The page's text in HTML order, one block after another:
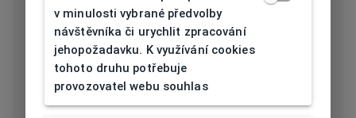
Flex Ne
Materiál čočky Plast
Barva čočky Oranžová
v minulosti vybrané předvolby
návštěvníka či urychlit zpracování
jehopožadavku. K využívání cookies
tohoto druhu potřebuje
provozovatel webu souhlas